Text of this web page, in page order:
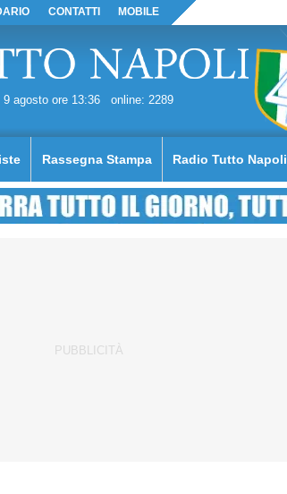
CONTATTI MOBILE
9 agosto ore 13:36 online: 2289
Rassegna Stampa Radio Tutto Napoli